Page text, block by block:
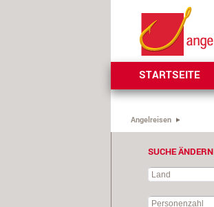
STARTSEITE
Angelreisen
SUCHE ÄNDERN